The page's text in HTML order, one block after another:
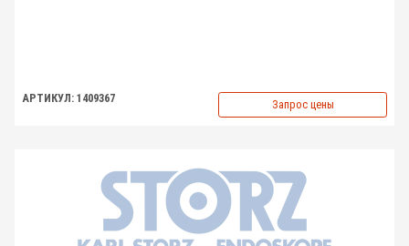
АРТИКУЛ: 1409367 Запрос цены